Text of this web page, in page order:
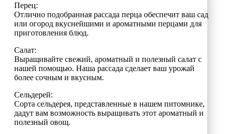
Перец:
Отлично подобранная рассада перца обеспечит ваш сад
или огород вкуснейшими и ароматными перцами для
приготовления блюд.
Салат:
Выращивайте свежий, ароматный и полезный салат с
нашей помощью. Наша рассада сделает ваш урожай
более сочным и вкусным.
Сельдерей:
Сорта сельдерея, представленные в нашем питомнике,
дадут вам возможность выращивать этот ароматный и
полезный овощ.